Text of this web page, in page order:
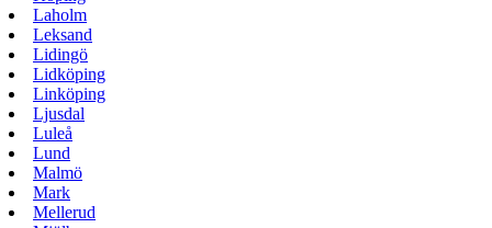
Laholm
Leksand
Lidingö
Lidköping
Linköping
Ljusdal
Luleå
Lund
Malmö
Mark
Mellerud